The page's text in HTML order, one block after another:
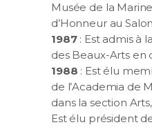
Musée de la
d’Honneur au
1987: Est admis à
des Beaux-Arts en
1988 : Est élu
de l’Academia de
dans la section
Est élu président